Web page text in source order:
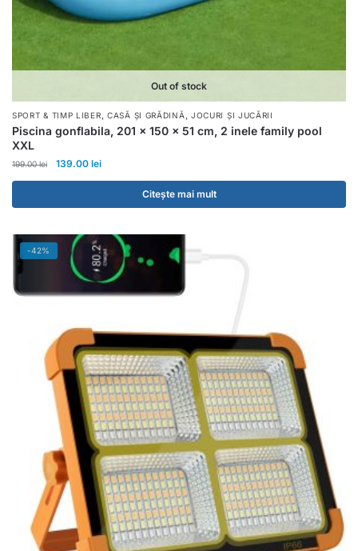
Out of stock
SPORT & TIMP LIBER,CASĂ ȘI GRĂDINĂ , JOCURI ȘI JUCĂRII
Piscina gonflabila, 201 x 150 x 51 cm, 2 inele family pool
XXL
199.00lei 139.00 lei
Citește mai mult
-42%